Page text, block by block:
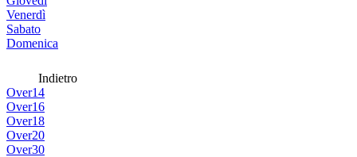
Venerdì
Sabato
Domenica
Indietro
Over14
Over16
Over18
Over20
Over30